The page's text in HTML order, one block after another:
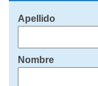
Apellido
Nombre